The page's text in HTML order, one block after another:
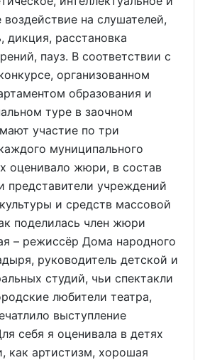
на слушателей,
дикция, расстановка
пауз. В соответствии с
организованном
образования и
туре в заочном
участие по три
муниципального
оценивало жюри, в состав
представители учреждений
и средств массовой
поделилась член жюри
– режиссёр Дома народного
руководитель детской и
студий, чьи спектакли
любители театра,
выступление
себя я оценивала в детях
как артистизм, хорошая